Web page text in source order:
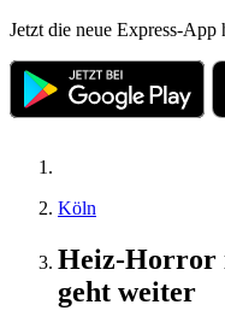
Jetzt die neue Express-App
Köln
Heiz-Horror
geht weiter